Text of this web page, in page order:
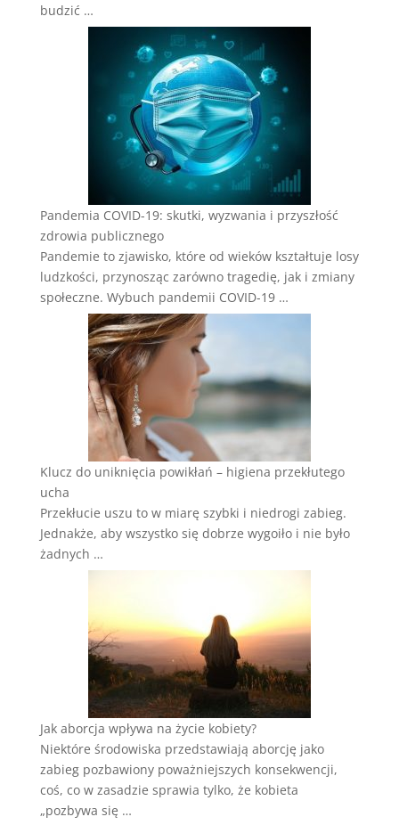
budzić …
Pandemia COVID-19: skutki, wyzwania i przyszłość
zdrowia publicznego
Pandemie to zjawisko, które od wieków kształtuje losy
ludzkości, przynosząc zarówno tragedię, jak i zmiany
społeczne. Wybuch pandemii COVID-19 …
Klucz do uniknięcia powikłań – higiena przekłutego
ucha
Przekłucie uszu to w miarę szybki i niedrogi zabieg.
Jednakże, aby wszystko się dobrze wygoiło i nie było
żadnych …
Jak aborcja wpływa na życie kobiety?
Niektóre środowiska przedstawiają aborcję jako
zabieg pozbawiony poważniejszych konsekwencji,
coś, co w zasadzie sprawia tylko, że kobieta
„pozbywa się …